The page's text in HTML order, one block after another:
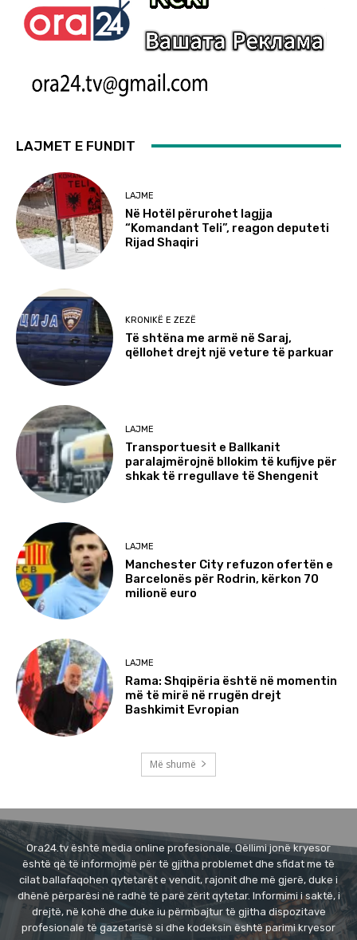
LAJMET E FUNDIT
LAJME
Në Hotël përurohet lagjja
“Komandant Teli”, reagon deputeti
Rijad Shaqiri
KRONIKË E ZEZË
Të shtëna me armë në Saraj,
qëllohet drejt një veture të parkuar
LAJME
Transportuesit e Ballkanit
paralajmërojnë bllokim të kufijve për
shkak të rregullave të Shengenit
LAJME
Manchester City refuzon ofertën e
Barcelonës për Rodrin, kërkon 70
milionë euro
LAJME
Rama: Shqipëria është në momentin
më të mirë në rrugën drejt
Bashkimit Evropian
Më shumë
Ora24.tv është media online profesionale. Qëllimi jonë kryesor
është që të informojmë për të gjitha problemet dhe sfidat me të
cilat ballafaqohen qytetarët e vendit, rajonit dhe më gjerë, duke i
dhënë përparësi në radhë të parë zërit qytetar. Informimi i saktë, i
drejtë, në kohë dhe duke iu përmbajtur të gjitha dispozitave
profesionale të gazetarisë si dhe kodeksin është parimi kryesor